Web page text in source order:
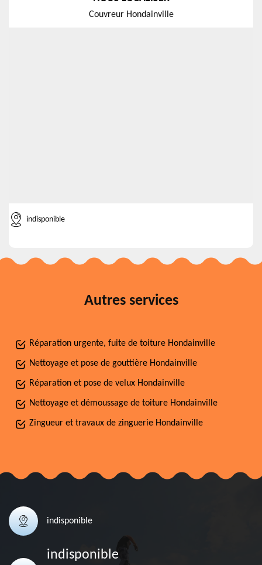
Couvreur Hondainville
indisponible
Autres services
Réparation urgente, fuite de toiture Hondainville
Nettoyage et pose de gouttière Hondainville
Réparation et pose de velux Hondainville
Nettoyage et démoussage de toiture Hondainville
Zingueur et travaux de zinguerie Hondainville
indisponible
indisponible